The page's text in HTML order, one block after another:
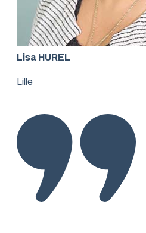
Lisa HUREL
Lille